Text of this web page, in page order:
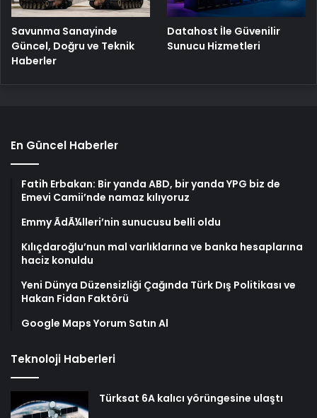
Savunma Sanayinde
Güncel, Doğru ve Teknik
Haberler
Datahost İle Güvenilir
Sunucu Hizmetleri
En Güncel Haberler
Fatih Erbakan: Bir yanda ABD, bir yanda YPG biz de
Emevi Camii’nde namaz kılıyoruz
Emmy ÃdÃ¼lleri’nin sunucusu belli oldu
Kılıçdaroğlu’nun mal varlıklarına ve banka hesaplarına
haciz konuldu
Yeni Dünya Düzensizliği Çağında Türk Dış Politikası ve
Hakan Fidan Faktörü
Google Maps Yorum Satın Al
Teknoloji Haberleri
Türksat 6A kalıcı yörüngesine ulaştı